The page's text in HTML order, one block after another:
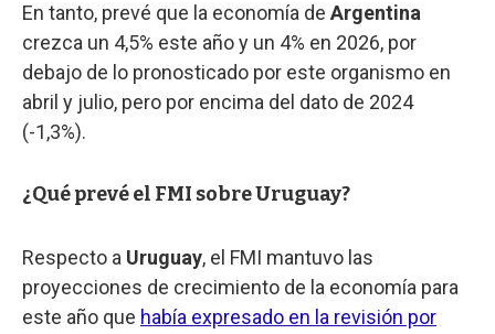
En tanto, prevé que la economía de Argentina
crezca un 4,5% este año y un 4% en 2026, por
debajo de lo pronosticado por este organismo en
abril y julio, pero por encima del dato de 2024
(-1,3%).
¿Qué prevé el FMI sobre Uruguay?
Respecto a Uruguay, el FMI mantuvo las
proyecciones de crecimiento de la economía para
este año que había expresado en la revisión por